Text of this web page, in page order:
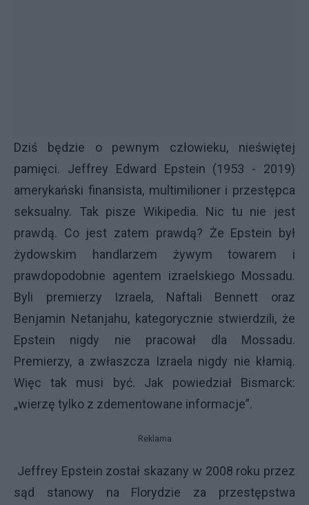
Dziś będzie o pewnym człowieku, nieświętej
pamięci. Jeffrey Edward Epstein (1953 - 2019)
amerykański finansista, multimilioner i przestępca
seksualny. Tak pisze Wikipedia. Nic tu nie jest
prawdą. Co jest zatem prawdą? Że Epstein był
żydowskim handlarzem żywym towarem i
prawdopodobnie agentem izraelskiego Mossadu.
Byli premierzy Izraela, Naftali Bennett oraz
Benjamin Netanjahu, kategorycznie stwierdzili, że
Epstein nigdy nie pracował dla Mossadu.
Premierzy, a zwłaszcza Izraela nigdy nie kłamią.
Więc tak musi być. Jak powiedział Bismarck:
„wierzę tylko z zdementowane informacje”.
Reklama
Jeffrey Epstein został skazany w 2008 roku przez
sąd stanowy na Florydzie za przestępstwa